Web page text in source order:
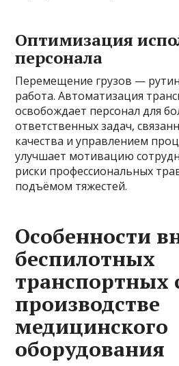
Оптимизация
персонала
Перемещение грузов —
работа. Автоматизация
освобождает персонал для
ответственных задач,
качества и управлением
улучшает мотивацию
риски профессиональных
подъёмом тяжестей.
Особенности
беспилотных
транспортных
производстве
медицинского
оборудования